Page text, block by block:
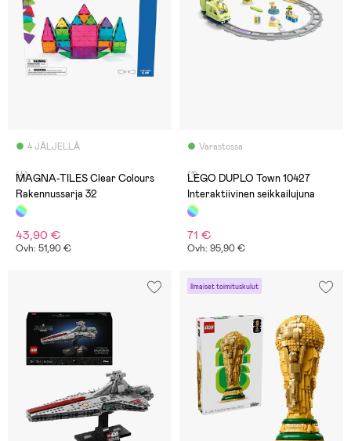
4 JÄLJELLÄ
(4)
MAGNA-TILES Clear Colours
Rakennussarja 32
43,90 €
Ovh: 51,90 €
Varastossa
(1)
LEGO DUPLO Town 10427
Interaktiivinen seikkailujuna
71 €
Ovh: 95,90 €
Ilmaiset toimituskulut